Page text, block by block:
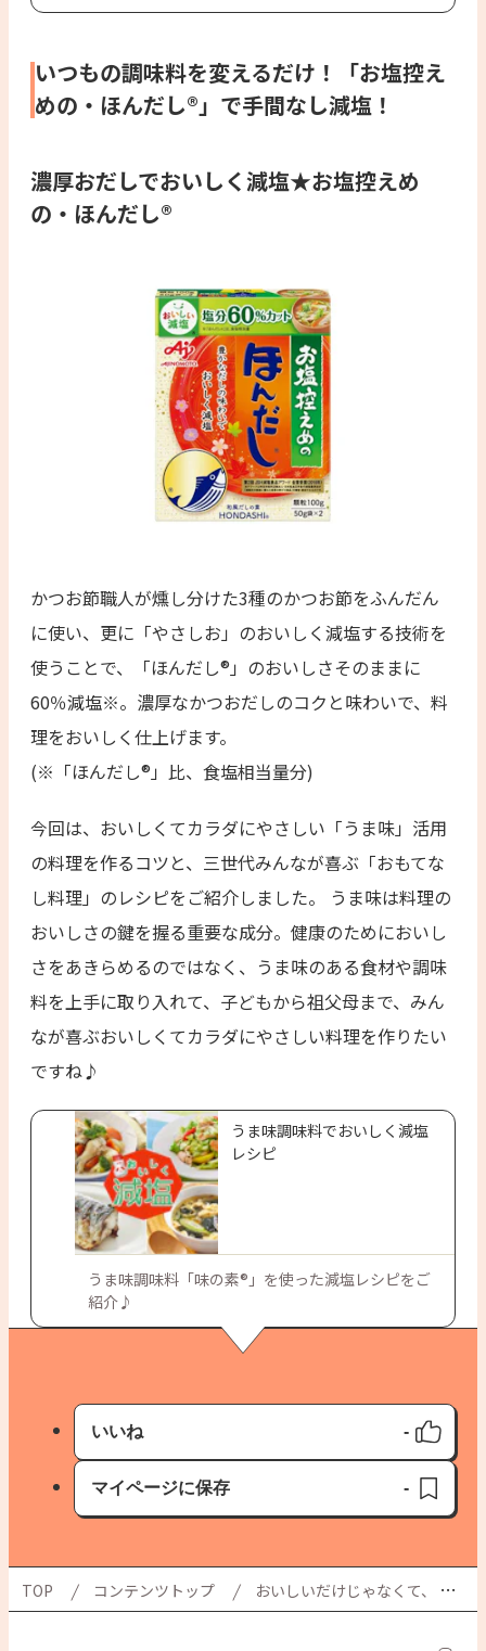
いつもの調味料を変えるだけ！「お塩控え
めの・ほんだし®」で手間なし減塩！
濃厚おだしでおいしく減塩★お塩控えめ
の・ほんだし®
かつお節職人が燻し分けた3種のかつお節をふんだん
に使い、更に「やさしお」のおいしく減塩する技術を
使うことで、「ほんだし®」のおいしさそのままに
60％減塩※。濃厚なかつおだしのコクと味わいで、料
理をおいしく仕上げます。​
(※「ほんだし®」比、食塩相当量分)
今回は、おいしくてカラダにやさしい「うま味」活用
の料理を作るコツと、三世代みんなが喜ぶ「おもてな
し料理」のレシピをご紹介しました。 うま味は料理の
おいしさの鍵を握る重要な成分。健康のためにおいし
さをあきらめるのではなく、うま味のある食材や調味
料を上手に取り入れて、子どもから祖父母まで、みん
なが喜ぶおいしくてカラダにやさしい料理を作りたい
ですね♪
うま味調味料でおいしく減塩
レシピ
うま味調味料「味の素®」を使った減塩レシピをご
紹介♪
いいね
いいね済み
-
マイページに保存
保存済み
-
TOP コンテンツトップ おいしいだけじゃなくて、 カラダにもやさしい！三世代で楽しめる 華やかレシピは「うま味」が決め手